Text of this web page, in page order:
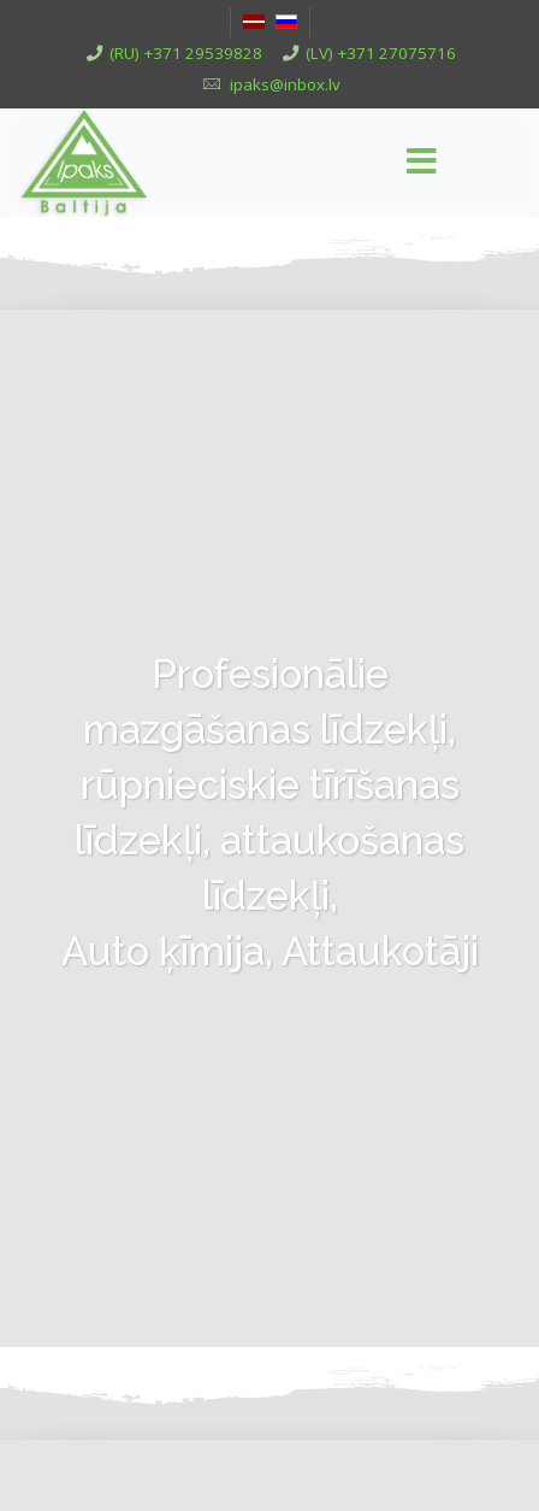
(RU) +371 29539828
(LV) +371 27075716
ipaks@inbox.lv
Profesionālie
mazgāšanas līdzekļi,
rūpnieciskie tīrīšanas
līdzekļi, attaukošanas
līdzekļi,
Auto ķīmija, Attaukotāji